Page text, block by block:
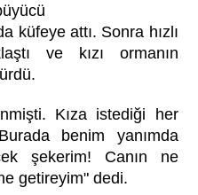
küfeye attı. Sonra hızlı
ve kızı ormanın
Kıza istediği her
benim yanımda
şekerim! Canın ne
getireyim" dedi.